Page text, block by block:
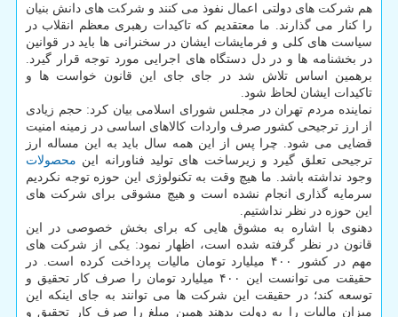
هم شرکت های دولتی اعمال نفوذ می کنند و شرکت های دانش بنیان
را کنار می گذارند. ما معتقدیم که تاکیدات رهبری معظم انقلاب در
سیاست های کلی و فرمایشات ایشان در سخنرانی ها باید در قوانین
در بخشنامه ها و در دل دستگاه های اجرایی مورد توجه قرار گیرد.
برهمین اساس تلاش شد در جای جای این قانون خواست ها و
تاکیدات ایشان لحاظ شود.
نماینده مردم تهران در مجلس شورای اسلامی بیان کرد: حجم زیادی
از ارز ترجیحی کشور صرف واردات کالاهای اساسی در زمینه امنیت
قضایی می شود. چرا پس از این همه سال باید به این مساله ارز
ترجیحی تعلق گیرد و زیرساخت های تولید فناورانه این محصولات
وجود نداشته باشد. ما هیچ وقت به تکنولوژی این حوزه توجه نکردیم
سرمایه گذاری انجام نشده است و هیچ مشوقی برای شرکت های
این حوزه در نظر نداشتیم.
دهنوی با اشاره به مشوق هایی که برای بخش خصوصی در این
قانون در نظر گرفته شده است، اظهار نمود: یکی از شرکت های
مهم در کشور ۴۰۰ میلیارد تومان مالیات پرداخت کرده است. در
حقیقت می توانست این ۴۰۰ میلیارد تومان را صرف کار تحقیق و
توسعه کند؛ در حقیقت این شرکت ها می توانند به جای اینکه این
میزان مالیات را به دولت بدهند همین مبلغ را صرف کار تحقیق و